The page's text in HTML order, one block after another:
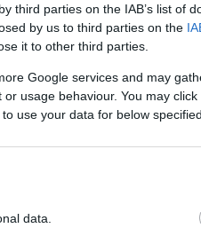
third parties on the IAB’s list of
by us to third parties on the
it to other third parties.
Google services and may
usage behaviour. You may
use your data for below
data.
όπως
πρόβλημα στο ύψος
η